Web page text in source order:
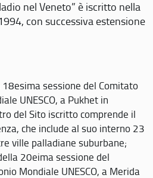
nel Veneto” è iscritto nella
con successiva estensione
sessione del Comitato
UNESCO, a Pukhet in
del Sito iscritto comprende il
che include al suo interno 23
ville palladiane suburbane;
20eima sessione del
Mondiale UNESCO, a Merida